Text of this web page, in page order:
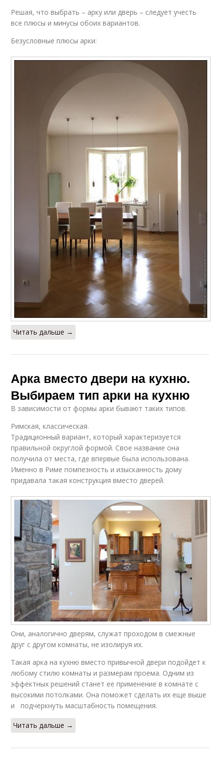
Решая, что выбрать – арку или дверь – следует учесть
все плюсы и минусы обоих вариантов.
Безусловные плюсы арки:
Читать дальше →
Арка вместо двери на кухню.
Выбираем тип арки на кухню
В зависимости от формы арки бывают таких типов.
Римская, классическая.
Традиционный вариант, который характеризуется
правильной округлой формой. Свое название она
получила от места, где впервые была использована.
Именно в Риме помпезность и изысканность дому
придавала такая конструкция вместо дверей.
Они, аналогично дверям, служат проходом в смежные
друг с другом комнаты, не изолируя их.
Такая арка на кухню вместо привычной двери подойдет к
любому стилю комнаты и размерам проема. Одним из
эффектных решений станет ее применение в комнате с
высокими потолками. Она поможет сделать их еще выше
и подчеркнуть масштабность помещения.
Читать дальше →